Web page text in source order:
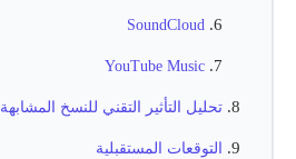
SoundCloud
YouTube Music
تحليل التأثير التقني للنسخ المشابهة
التوقعات المستقبلية